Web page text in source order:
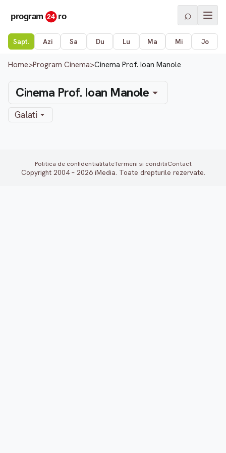
⌕
Sapt. Azi Sa Du Lu Ma Mi Jo
Home>Program Cinema>Cinema Prof. Ioan Manole
Cinema Prof. Ioan Manole
Galati
Politica de confidentialitateTermeni si conditiiContact
Copyright 2004 – 2026 iMedia. Toate drepturile rezervate.